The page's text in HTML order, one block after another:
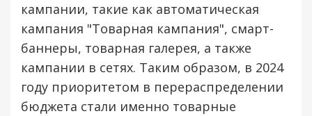
кампании, такие как автоматическая
кампания "Товарная кампания", смарт-
баннеры, товарная галерея, а также
кампании в сетях. Таким образом, в 2024
году приоритетом в перераспределении
бюджета стали именно товарные